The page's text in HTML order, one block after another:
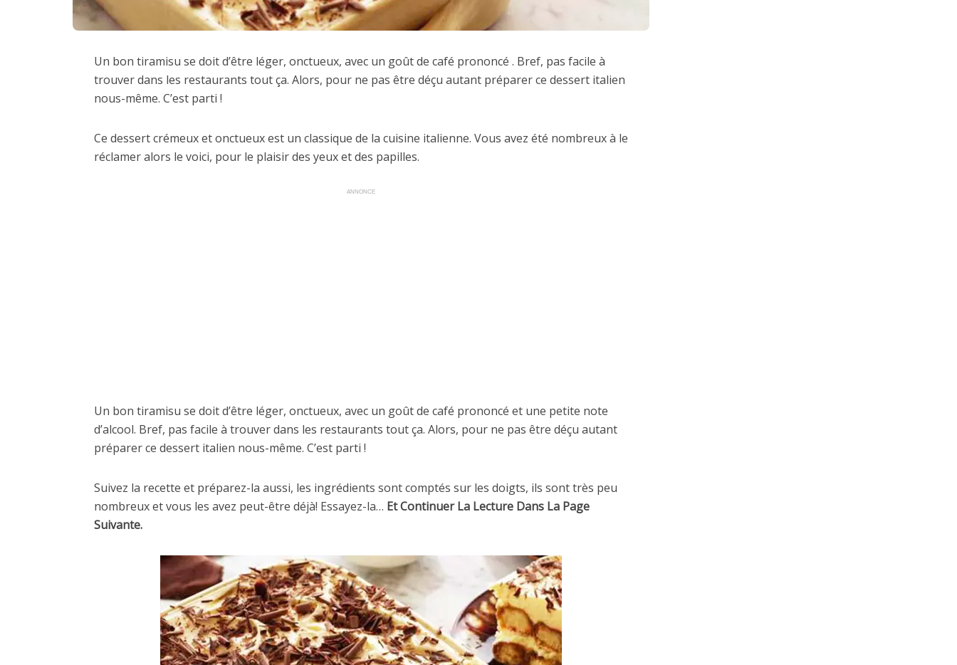
Un bon tiramisu se doit d’être léger, onctueux, avec un goût de café prononcé . Bref, pas facile à
trouver dans les restaurants tout ça. Alors, pour ne pas être déçu autant préparer ce dessert italien
nous-même. C’est parti !
Ce dessert crémeux et onctueux est un classique de la cuisine italienne. Vous avez été nombreux à le
réclamer alors le voici, pour le plaisir des yeux et des papilles.
ANNONCE
Un bon tiramisu se doit d’être léger, onctueux, avec un goût de café prononcé et une petite note
d’alcool. Bref, pas facile à trouver dans les restaurants tout ça. Alors, pour ne pas être déçu autant
préparer ce dessert italien nous-même. C’est parti !
Suivez la recette et préparez-la aussi, les ingrédients sont comptés sur les doigts, ils sont très peu
nombreux et vous les avez peut-être déjà! Essayez-la… Et Continuer La Lecture Dans La Page
Suivante.